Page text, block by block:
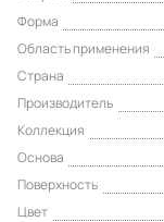
Форма
Область применения
Страна
Производитель
Коллекция
Основа
Поверхность
Цвет